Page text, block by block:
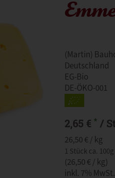
(Martin)
Deutschland
EG-Bio
DE-ÖKO-001
2,65 € * /
26,50 € / kg
1 Stück ca. 100g
(26,50 € / kg)
inkl. 7% MwSt.